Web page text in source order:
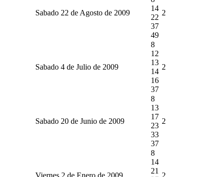
Sabado 22 de Agosto de 2009
14
22
37
49
2
Sabado 4 de Julio de 2009
8
12
13
14
16
37
2
Sabado 20 de Junio de 2009
8
13
17
23
33
37
2
Viernes 2 de Enero de 2009
8
14
21
2